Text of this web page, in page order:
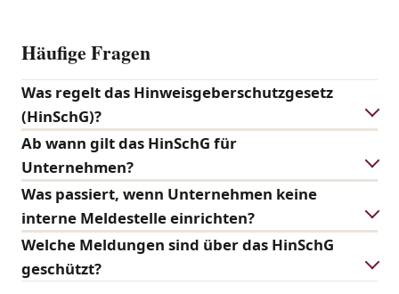
Häufige Fragen
Was regelt das Hinweisgeberschutzgesetz
(HinSchG)?
Ab wann gilt das HinSchG für
Unternehmen?
Was passiert, wenn Unternehmen keine
interne Meldestelle einrichten?
Welche Meldungen sind über das HinSchG
geschützt?